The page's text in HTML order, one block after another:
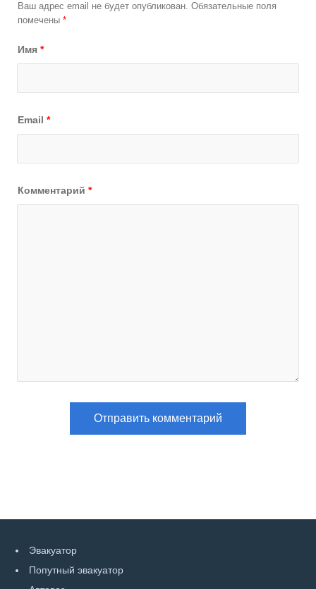
Ваш адрес email не будет опубликован. Обязательные поля
помечены *
Имя *
Email *
Комментарий *
Эвакуатор
Попутный эвакуатор